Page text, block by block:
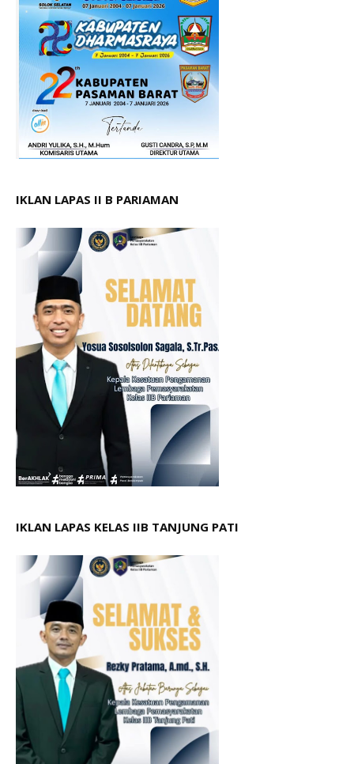
IKLAN LAPAS II B PARIAMAN
IKLAN LAPAS KELAS IIB TANJUNG PATI